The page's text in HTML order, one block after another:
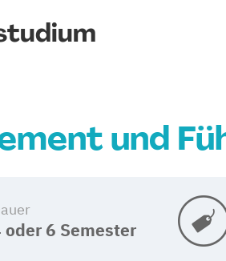
und
oder 6 Semester